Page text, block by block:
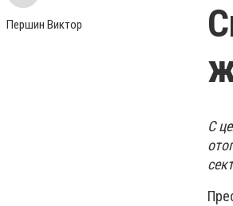
Першин Виктор
С